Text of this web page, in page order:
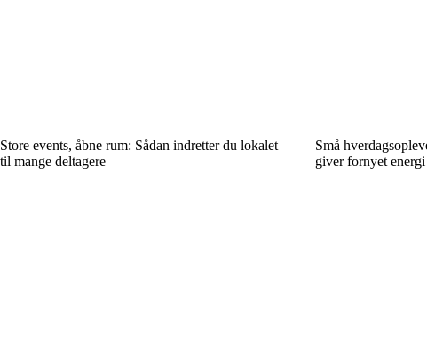
Store events, åbne rum: Sådan indretter du lokalet
til mange deltagere
Små
giver fornyet energi